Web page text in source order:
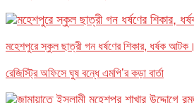
মহেশপুরে স্কুল ছাত্রী গন ধর্ষণের শিকার, ধর্ষক আটক।
রেজিস্ট্রি অফিসে ঘুষ বন্ধে এমপি’র কড়া বার্তা